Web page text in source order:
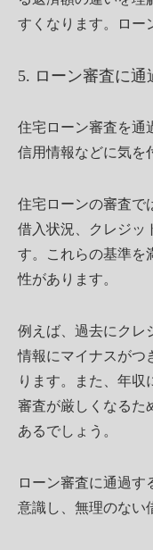
すくなります。ロー
5. ローン審査に通
住宅ローン審査を通
信用情報などに気を
住宅ローンの審査で
借入状況、クレジッ
す。これらの基準を
性があります。
例えば、過去にクレ
情報にマイナスがつ
ります。また、年収
審査が厳しくなるた
あるでしょう。
ローン審査に通過す
意識し、無理のない